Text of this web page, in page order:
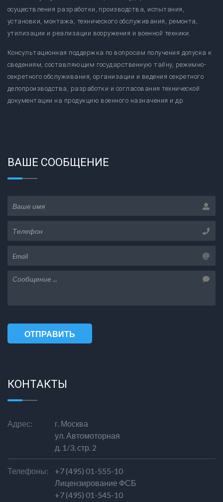
осуществления разработки, производства, испытания,
установки, монтажа, технического обслуживания, ремонта,
утилизации и реализации вооружения и военной техники.
Консультационная поддержка по вопросам получения допуска к
сведениям, составляющим государственную тайну, режимно-
секретного обслуживания, организации и ведения секретного
делопроизводства, разработки и согласования технической
документации на продукцию военного назначения и др.
ВАШЕ СООБЩЕНИЕ
ОТПРАВИТЬ
КОНТАКТЫ
Адрес:
г. Москва
ул. Автомоторная
д. 1/3, стр. 2
Телефоны:
+7 (495) 01-555-10
Лицензирование ФСБ
+7 (495) 01-545-10